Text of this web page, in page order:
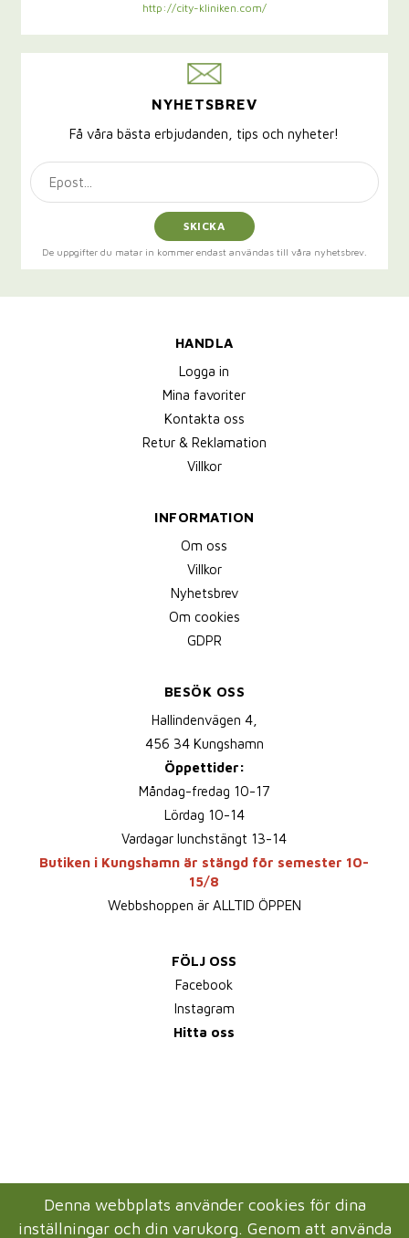
http://city-kliniken.com/
NYHETSBREV
Få våra bästa erbjudanden, tips och nyheter!
SKICKA
De uppgifter du matar in kommer endast användas till våra nyhetsbrev.
HANDLA
Logga in
Mina favoriter
Kontakta oss
Retur & Reklamation
Villkor
INFORMATION
Om oss
Villkor
Nyhetsbrev
Om cookies
GDPR
BESÖK OSS
Hallindenvägen 4,
456 34 Kungshamn
Öppettider:
Måndag-fredag 10-17
Lördag 10-14
Vardagar lunchstängt 13-14
Butiken i Kungshamn är stängd för semester 10-
15/8
Webbshoppen är ALLTID ÖPPEN
FÖLJ OSS
Facebook
Instagram
Hitta oss
Denna webbplats använder cookies för dina
inställningar och din varukorg. Genom att använda